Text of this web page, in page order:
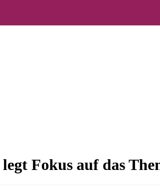
Fokus auf das